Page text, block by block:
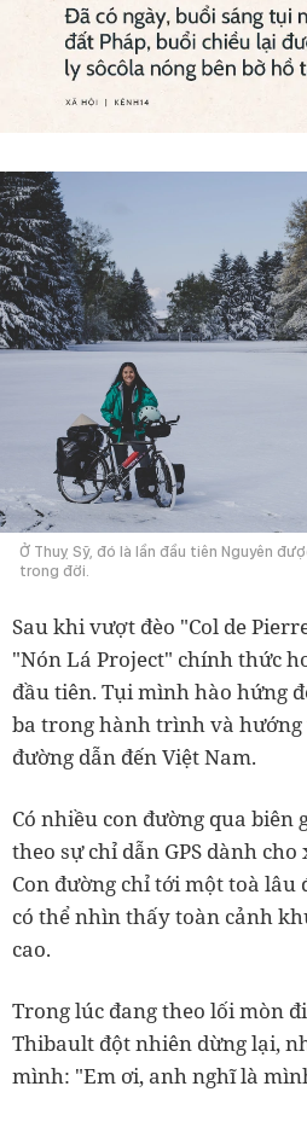
Ở Thuỵ Sỹ, đó là lần đầu tiên Nguyên
trong đời.
Sau khi vượt đèo "Col de
"Nón Lá Project" chính thức
đầu tiên. Tụi mình hào hứng
ba trong hành trình và hướng
đường dẫn đến Việt Nam.
Có nhiều con đường qua
theo sự chỉ dẫn GPS dành
Con đường chỉ tới một toà lâu
có thể nhìn thấy toàn cảnh
cao.
Trong lúc đang theo lối mòn
Thibault đột nhiên dừng lại,
mình: "Em ơi, anh nghĩ là